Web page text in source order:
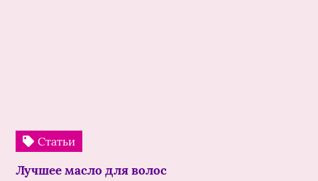
Статьи
Лучшее масло для волос